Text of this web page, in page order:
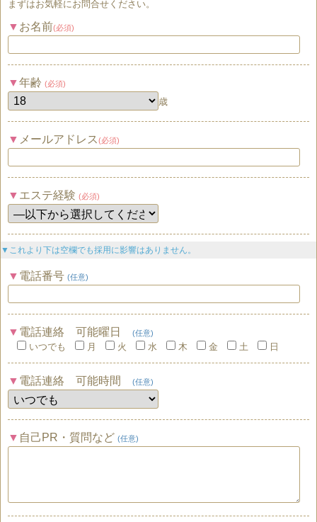
まずはお気軽にお問合せください。
お名前(必須)
年齢 (必須)
歳
メールアドレス (必須)
エステ経験 (必須)
▼これより下は空欄でも採用に影響はありません。
電話番号 (任意)
電話連絡 可能曜日 (任意)
いつでも 月 火 水 木 金 土 日
電話連絡 可能時間 (任意)
自己PR・質問など (任意)